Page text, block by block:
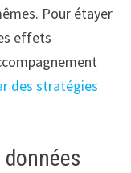
Pour étayer
effets
des stratégies